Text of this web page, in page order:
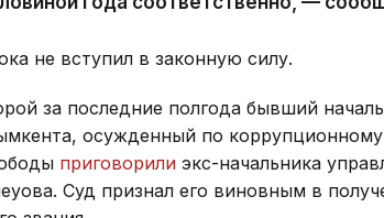
не вступил в законную силу.
за последние полгода бывший
осужденный по
приговорили экс-начальника
Суд признал его виновным в